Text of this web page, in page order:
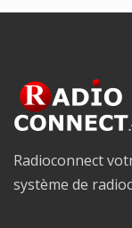
Radioconnect
système de